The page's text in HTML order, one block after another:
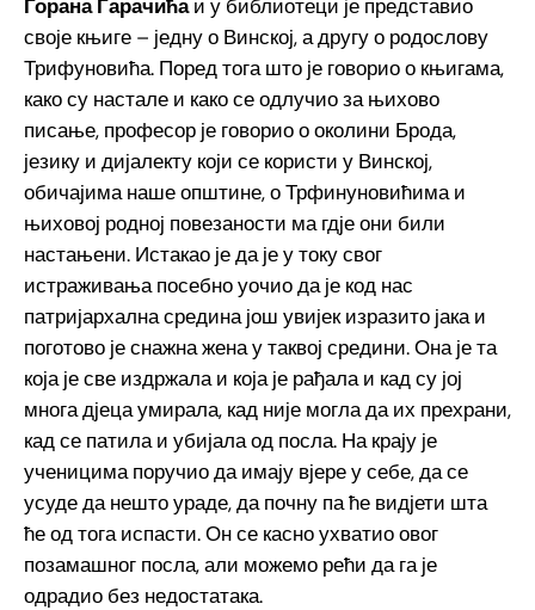
Горана Гарачићаи у библиотеци је представио
своје књиге – једну о Винској, а другу о родослову
Трифуновића. Поред тога што је говорио о књигама,
како су настале и како се одлучио за њихово
писање, професор је говорио о околини Брода,
језику и дијалекту који се користи у Винској,
обичајима наше општине, о Трфинуновићима и
њиховој родној повезаности ма гдје они били
настањени. Истакао је да је у току свог
истраживања посебно уочио да је код нас
патријархална средина још увијек изразито јака и
поготово је снажна жена у таквој средини. Она је та
која је све издржала и која је рађала и кад су јој
многа дјеца умирала, кад није могла да их прехрани,
кад се патила и убијала од посла. На крају је
ученицима поручио да имају вјере у себе, да се
усуде да нешто ураде, да почну па ће видјети шта
ће од тога испасти. Он се касно ухватио овог
позамашног посла, али можемо рећи да га је
одрадио без недостатака.